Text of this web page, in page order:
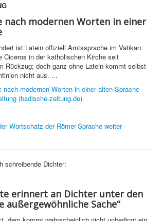
nach modernen Worten in einer
ist Latein offiziell Amtssprache im Vatikan.
Ciceros in der katholischen Kirche seit
Rückzug; doch ganz ohne Latein kommt selbst
nicht aus. ...
nach modernen Worten in einer alten Sprache -
(badische-zeitung.de)
Wortschatz der Römer-Sprache weiter -
schreibende Dichter:
erinnert an Dichter unter den
außergewöhnliche Sache“